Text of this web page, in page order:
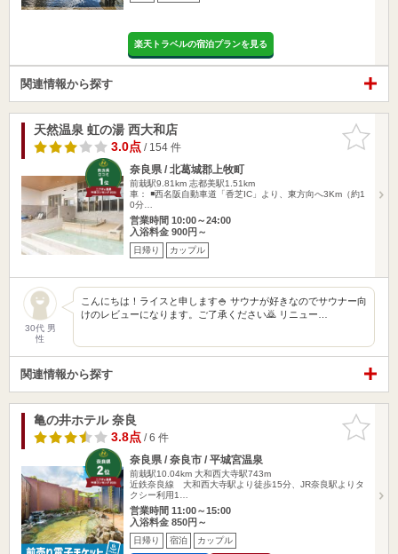
楽天トラベルの宿泊プランを見る
関連情報から探す
お気に入
りに追加
天然温泉 虹の湯 西大和店
3.0点/ 154 件
奈良県 / 北葛城郡上牧町
前栽駅9.81km 志都美駅1.51km
車： ◾️西名阪自動車道「香芝IC」より、東方向へ3Km（約1
0分…
営業時間 10:00～24:00
入浴料金 900円～
日帰り カップル
30代 男
性
こんにちは！ライスと申します🍚 サウナが好きなのでサウナー向
けのレビューになります。ご了承ください🙇 リニュー…
関連情報から探す
お気に入
りに追加
亀の井ホテル 奈良
3.8点/ 6 件
奈良県 / 奈良市 / 平城宮温泉
前栽駅10.04km 大和西大寺駅743m
近鉄奈良線 大和西大寺駅より徒歩15分、JR奈良駅よりタ
クシー利用1…
営業時間 11:00～15:00
入浴料金 850円～
日帰り 宿泊 カップル